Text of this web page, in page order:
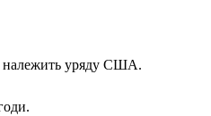
уряду США.